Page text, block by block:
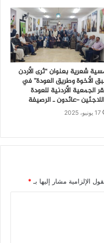
شعرية بعنوان “ثرى الأردن
الأخوة وطريق العودة” في
الجمعية الأردنية للعودة
-عائدون ـ الرصيفة
17 يونيو، 2025
الإلزامية مشار إليها بـ *